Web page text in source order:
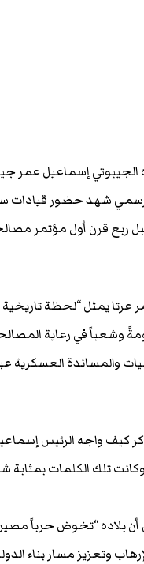
إسماعيل عمر
رسمي شهد حضور قيادات
ربع قرن أول مؤتمر
يمثل “لحظة تاريخية
وشعباً في رعاية
والمساندة العسكرية
كيف واجه الرئيس
تلك الكلمات بمثابة
أن بلاده “تخوض حرباً
وتعزيز مسار بناء